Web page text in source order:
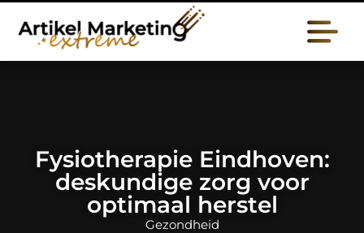
Fysiotherapie Eindhoven:
deskundige zorg voor
optimaal herstel
Gezondheid